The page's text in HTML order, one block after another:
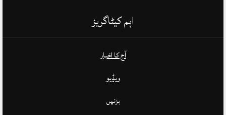
اہم کیٹاگریز
آج کا اخبار
ویڈیو
بزنس